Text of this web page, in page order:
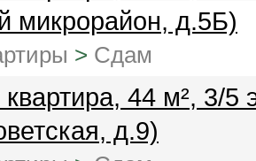
микрорайон, д.5Б)
> Сдам
квартира, 44 м², 3/5
д.9)